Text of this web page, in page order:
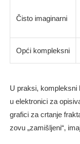
Čisto imaginarni
Opći kompleksni
U praksi, kompleksni
u elektronici za
grafici za crtanje
zovu „zamišljeni“,